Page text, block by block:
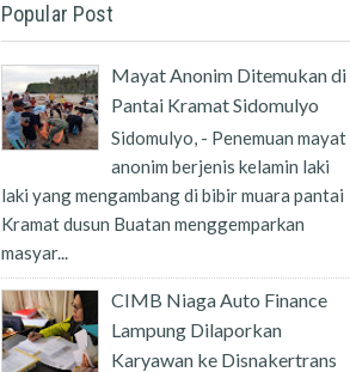
Popular Post
Mayat Anonim Ditemukan di
Pantai Kramat Sidomulyo
Sidomulyo, - Penemuan mayat
anonim berjenis kelamin laki
laki yang mengambang di bibir muara pantai
Kramat dusun Buatan menggemparkan
masyar...
CIMB Niaga Auto Finance
Lampung Dilaporkan
Karyawan ke Disnakertrans